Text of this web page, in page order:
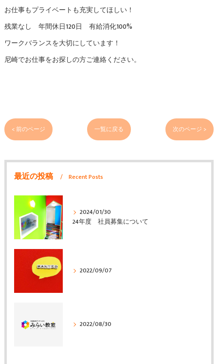
お仕事もプライベートも充実してほしい！
残業なし 年間休日120日 有給消化100%
ワークバランスを大切にしています！
尼崎でお仕事をお探しの方ご連絡ください。
< 前のページ 一覧に戻る 次のページ >
最近の投稿 Recent Posts
2024/01/30
24年度 社員募集について
2022/09/07
2022/08/30